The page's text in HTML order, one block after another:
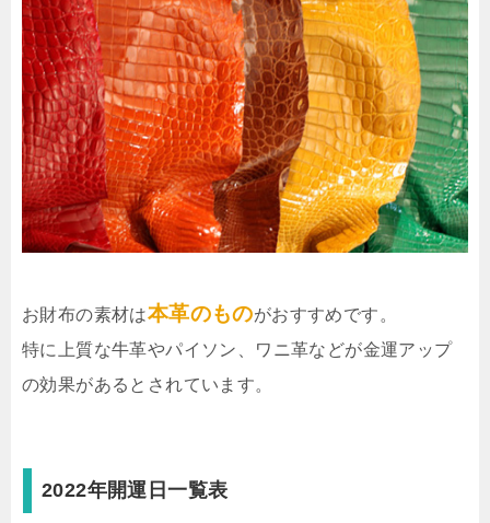
お財布の素材は本革のものがおすすめです。
特に上質な牛革やパイソン、ワニ革などが金運アップ
の効果があるとされています。
2022年開運日一覧表